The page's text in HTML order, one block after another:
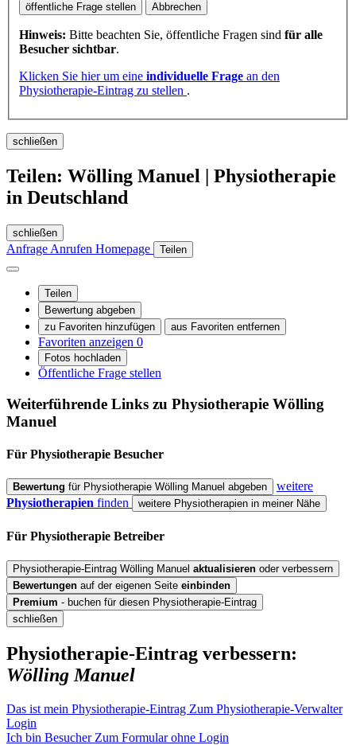
öffentliche Frage stellen Abbrechen
Hinweis: Bitte beachten Sie, öffentliche Fragen sind für alle
Besucher sichtbar.
Klicken Sie hier um eine individuelle Frage an den
Physiotherapie-Eintrag zu stellen .
schließen
Teilen: Wölling Manuel | Physiotherapie
in Deutschland
schließen
Anfrage Anrufen Homepage Teilen
Teilen
Bewertung abgeben
zu Favoriten hinzufügen
aus Favoriten entfernen
Favoriten anzeigen 0
Fotos hochladen
Öffentliche Frage stellen
Weiterführende Links zu Physiotherapie Wölling
Manuel
Für Physiotherapie Besucher
Bewertung für Physiotherapie Wölling Manuel abgeben
weitere
Physiotherapien finden weitere Physiotherapien in meiner Nähe
Für Physiotherapie Betreiber
Physiotherapie-Eintrag Wölling Manuel aktualisieren oder verbessern
Bewertungen auf der eigenen Seite einbinden
Premium - buchen für diesen Physiotherapie-Eintrag
schließen
Physiotherapie-Eintrag verbessern:
Wölling Manuel
Das ist mein Physiotherapie-Eintrag Zum Physiotherapie-Verwalter
Login
Ich bin Besucher Zum Formular ohne Login